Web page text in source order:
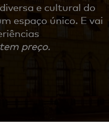
e cultural do
espaço único. E vai
preço.
uma nova guia